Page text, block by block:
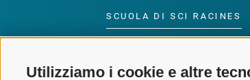
Utilizziamo i cookie e altre
SCUOLA DI SCI RACINES
RACINES